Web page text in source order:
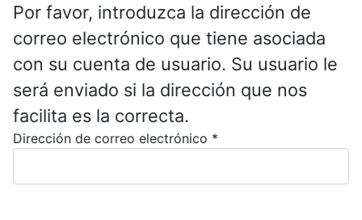
Por favor, introduzca la dirección de
correo electrónico que tiene asociada
con su cuenta de usuario. Su usuario le
será enviado si la dirección que nos
facilita es la correcta.
Dirección de correo electrónico *